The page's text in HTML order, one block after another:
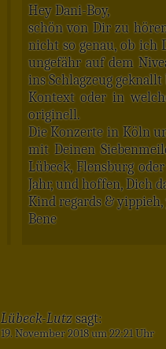
Hey Dani-Boy,
schön von Dir zu
nicht so genau, ob ich
ungefähr auf dem
ins Schlagzeug
Kontext oder in
originell.
Die Konzerte in Köln
mit Deinen
Lübeck, Flensburg
Jahr, und hoffen, Dich
Kind regards &
Bene
Lübeck-Lutzsagt:
19. November 2018 um 22:21 Uhr